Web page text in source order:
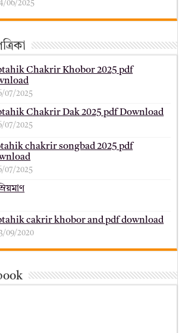
06/2025
Chakrir Khobor 2025 pdf
07/2025
Chakrir Dak 2025 pdf Download
07/2025
chakrir songbad 2025 pdf
07/2025
cakrir khobor and pdf download
09/2020